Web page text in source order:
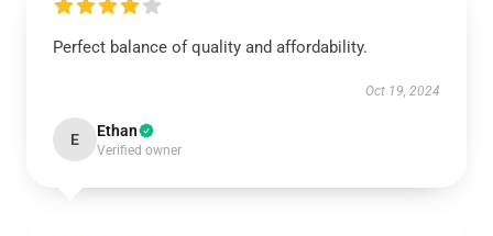
Perfect balance of quality and affordability.
Oct 19, 2024
E Ethan
Verified owner